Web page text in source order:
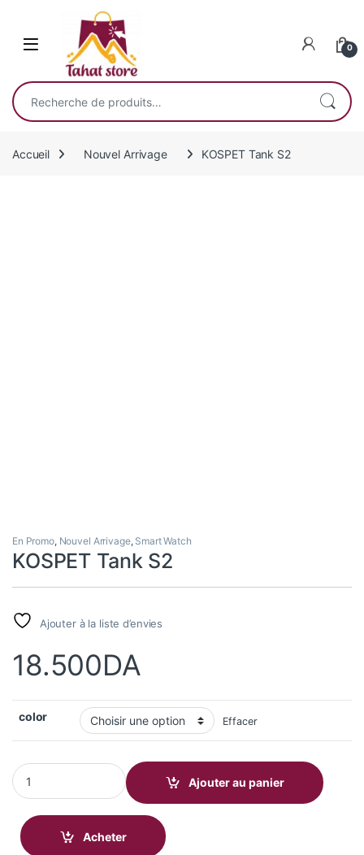
0
Recherche pour :
Accueil Nouvel Arrivage KOSPET Tank S2
En Promo, Nouvel Arrivage, Smart Watch
KOSPET Tank S2
Ajouter à la liste d’envies
18.500DA
color Effacer
KOSPET Tank S2 quantity
Ajouter au panier
Acheter